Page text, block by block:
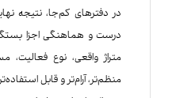
در دفترهای کم‌جا، نتیجه
درست و هماهنگی اجزا
متراژ واقعی، نوع
منظم‌تر، آرام‌تر و قابل